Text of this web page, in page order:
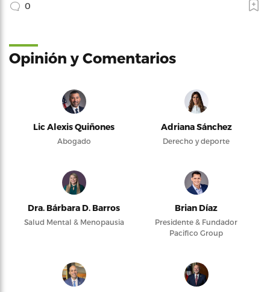
0
Opinión y Comentarios
Lic Alexis Quiñones
Abogado
Adriana Sánchez
Derecho y deporte
Dra. Bárbara D. Barros
Salud Mental & Menopausia
Brian Díaz
Presidente & Fundador
Pacifico Group